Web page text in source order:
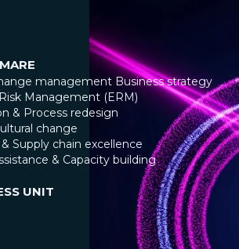
management Business strategy
Management (ERM)
& Process redesign
change
Supply chain excellence
& Capacity building
UNIT